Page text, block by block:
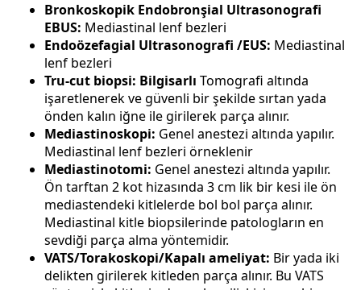
Bronkoskopik Endobronşial Ultrasonografi
EBUS: Mediastinal lenf bezleri
Endoözefagial Ultrasonografi /EUS: Mediastinal
lenf bezleri
Tru-cut biopsi: Bilgisarlı Tomografi altında
işaretlenerek ve güvenli bir şekilde sırtan yada
önden kalın iğne ile girilerek parça alınır.
Mediastinoskopi: Genel anestezi altında yapılır.
Mediastinal lenf bezleri örneklenir
Mediastinotomi: Genel anestezi altında yapılır.
Ön tarftan 2 kot hizasında 3 cm lik bir kesi ile ön
mediastendeki kitlelerde bol bol parça alınır.
Mediastinal kitle biopsilerinde patologların en
sevdiği parça alma yöntemidir.
VATS/Torakoskopi/Kapalı ameliyat: Bir yada iki
delikten girilerek kitleden parça alınır. Bu VATS